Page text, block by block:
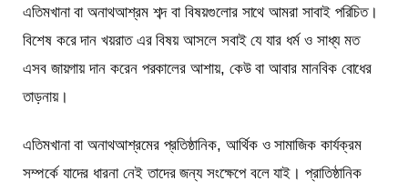
এতিমখানা বা অনাথআশ্রম শব্দ বা বিষয়গুলোর সাথে আমরা সাবাই পরিচিত।
বিশেষ করে দান খয়রাত এর বিষয় আসলে সবাই যে যার ধর্ম ও সাধ্য মত
এসব জায়গায় দান করেন পরকালের আশায়, কেউ বা আবার মানবিক বোধের
তাড়নায়।
এতিমখানা বা অনাথআশ্রমের প্রতিষ্ঠানিক, আর্থিক ও সামাজিক কার্যক্রম
সম্পর্কে যাদের ধারনা নেই তাদের জন্য সংক্ষেপে বলে যাই। প্রাতিষ্ঠানিক